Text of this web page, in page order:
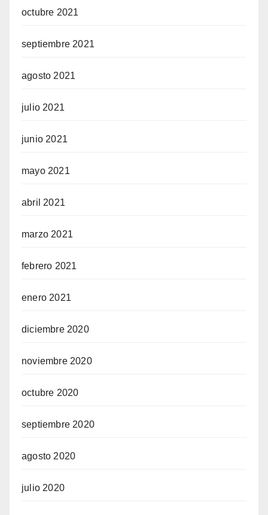
octubre 2021
septiembre 2021
agosto 2021
julio 2021
junio 2021
mayo 2021
abril 2021
marzo 2021
febrero 2021
enero 2021
diciembre 2020
noviembre 2020
octubre 2020
septiembre 2020
agosto 2020
julio 2020